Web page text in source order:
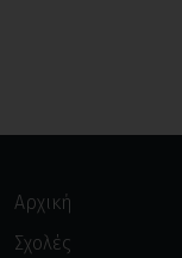
Αρχική
Σχολές